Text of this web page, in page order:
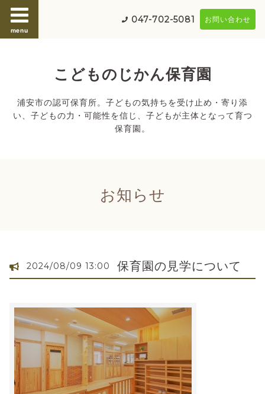
menu
047-702-5081 お問い合わせ
こどものじかん保育園
浦安市の認可保育所。子どもの気持ちを受け止め・寄り添
い、子どもの力・可能性を信じ、子どもが主体となって育つ
保育園。
お知らせ
2024/08/09 13:00 保育園の見学について